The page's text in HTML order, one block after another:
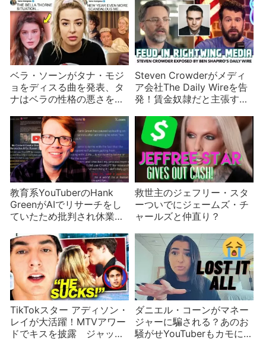
ベラ・ソーンがタナ・モジ
ョをディスる曲を発表、タ
ナはベラの性格の悪さを暴
Steven Crowderがメディ
ア会社The Daily Wireを告
発！賃金奴隷だと主張する
か
教育系YouTuberのHank
GreenがAIでリサーチをし
ていたため批判され休業を
救世主のジェフリー・スタ
ーついでにジェームズ・チ
ャールズと仲直り？
TikTokスター アディソン・
レイが大活躍！MTVアワー
ドでキスを披露 ジャッ
ダニエル・コーンがマネー
ジャーに騙される？あのお
騒がせYouTuberもカモにさ